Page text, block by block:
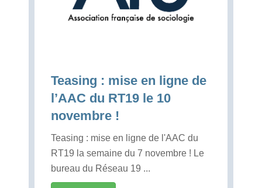
Teasing : mise en ligne de
l’AAC du RT19 le 10
novembre !
Teasing : mise en ligne de l'AAC du
RT19 la semaine du 7 novembre ! Le
bureau du Réseau 19 ...